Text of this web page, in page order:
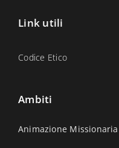
Link utili
Codice Etico
Ambiti
Animazione Missionaria